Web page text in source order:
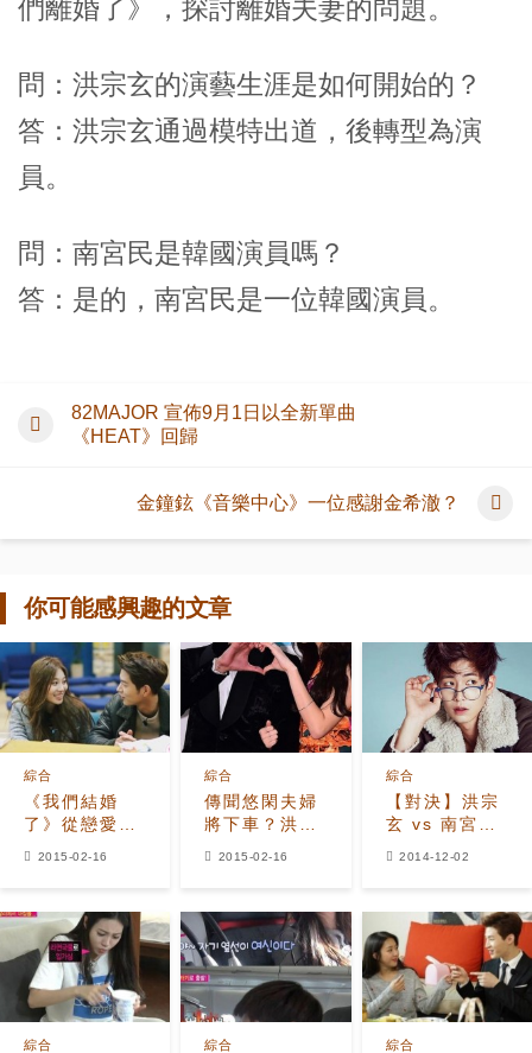
們離婚了》，探討離婚夫妻的問題。
問：洪宗玄的演藝生涯是如何開始的？
答：洪宗玄通過模特出道，後轉型為演
員。
問：南宮民是韓國演員嗎？
答：是的，南宮民是一位韓國演員。
82MAJOR 宣佈9月1日以全新單曲
《HEAT》回歸
金鐘鉉《音樂中心》一位感謝金希澈？
你可能感興趣的文章
《我們結婚
了》從戀愛說
綜合
2015-02-16
傳聞悠閑夫婦
將下車？洪宗
綜合
2015-02-16
【對決】洪宗
玄 vs 南宮民
綜合
2014-12-02
綜合 綜合 綜合